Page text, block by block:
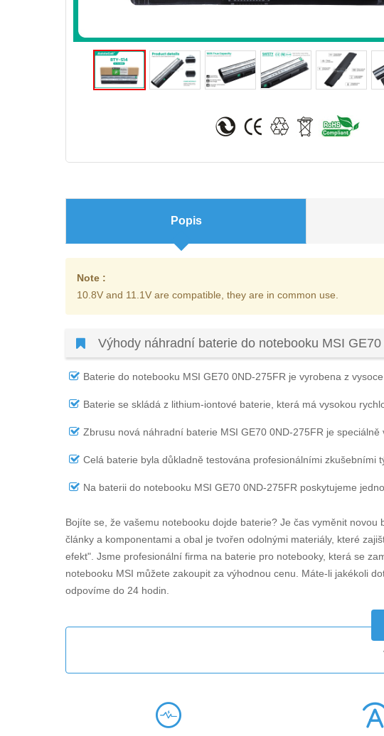
Popis
Note :
10.8V and 11.1V are compatible, they are in common use.
Výhody náhradní baterie do notebooku MSI
Baterie do notebooku MSI GE70 0ND-275FR je vyrobena z
Baterie se skládá z lithium-iontové baterie, která má vysokou
Zbrusu nová náhradní baterie MSI GE70 0ND-275FR je speciálně
Celá baterie byla důkladně testována profesionálními zkušebními
Na baterii do notebooku MSI GE70 0ND-275FR poskytujeme
Bojíte se, že vašemu notebooku dojde baterie? Je čas vyměnit novou
články a komponentami a obal je tvořen odolnými materiály, které
efekt". Jsme profesionální firma na baterie pro notebooky, která se
notebooku MSI můžete zakoupit za výhodnou cenu. Máte-li jakékoli
odpovíme do 24 hodin.